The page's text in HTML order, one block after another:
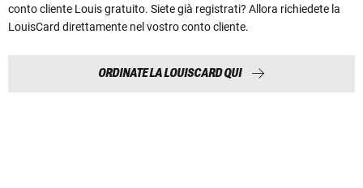
conto cliente Louis gratuito. Siete già registrati? Allora richiedete la
LouisCard direttamente nel vostro conto cliente.
ORDINATE LA LOUISCARD QUI